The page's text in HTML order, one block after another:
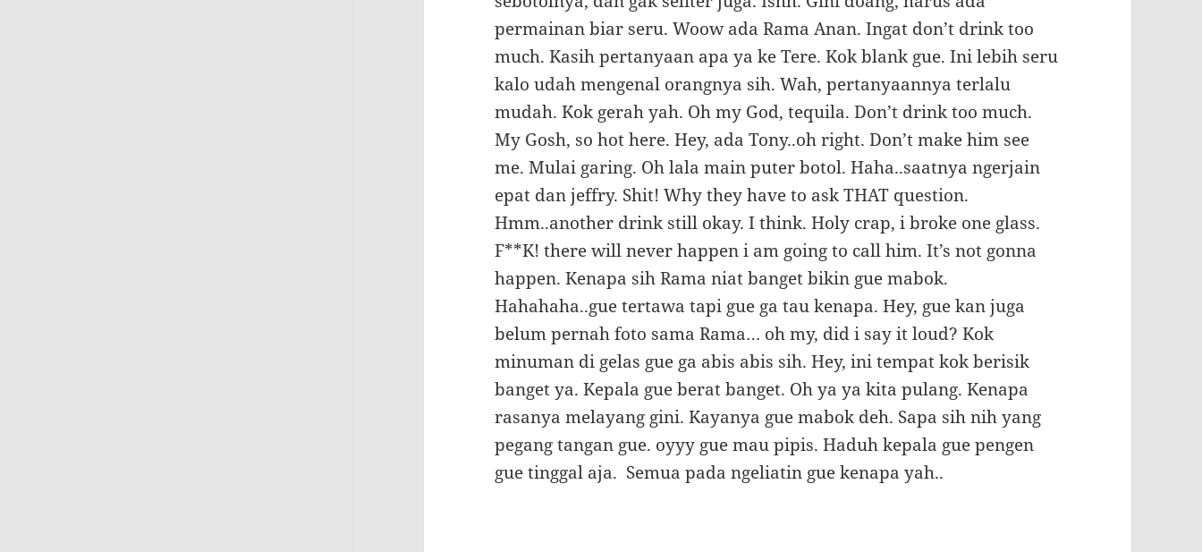
permainan biar seru. Woow ada Rama Anan. Ingat don’t drink too
much. Kasih pertanyaan apa ya ke Tere. Kok blank gue. Ini lebih seru
kalo udah mengenal orangnya sih. Wah, pertanyaannya terlalu
mudah. Kok gerah yah. Oh my God, tequila. Don’t drink too much.
My Gosh, so hot here. Hey, ada Tony..oh right. Don’t make him see
me. Mulai garing. Oh lala main puter botol. Haha..saatnya ngerjain
epat dan jeffry. Shit! Why they have to ask THAT question.
Hmm..another drink still okay. I think. Holy crap, i broke one glass.
F**K! there will never happen i am going to call him. It’s not gonna
happen. Kenapa sih Rama niat banget bikin gue mabok.
Hahahaha..gue tertawa tapi gue ga tau kenapa. Hey, gue kan juga
belum pernah foto sama Rama… oh my, did i say it loud? Kok
minuman di gelas gue ga abis abis sih. Hey, ini tempat kok berisik
banget ya. Kepala gue berat banget. Oh ya ya kita pulang. Kenapa
rasanya melayang gini. Kayanya gue mabok deh. Sapa sih nih yang
pegang tangan gue. oyyy gue mau pipis. Haduh kepala gue pengen
gue tinggal aja. Semua pada ngeliatin gue kenapa yah..